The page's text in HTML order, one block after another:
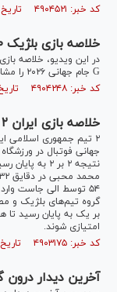
کد خبر: ۴۹۰۴۵۲۱ تاریخ انتشار : ۱۴۰۵/۰۴/۰۲
خلاصه بازی بلژیک ۰ - ایران ۰
در این ویدیو، خلاصه
G جام جهانی ۲۰۲۶ را مشاهده می‌کنید
کد خبر: ۴۹۰۴۲۴۸ تاریخ انتشار : ۱۴۰۵/۰۴/۰۱
خلاصه بازی ایران ۲ - نیوزلند ۲
جهانی فوتبال در
نتیجه ۲ بر ۲
۵۴ توسط الی جاست
گروه تیم‌های بلژیک و
بر یک به پایان رسید
امتیازی شوند.
کد خبر: ۴۹۰۳۱۷۵ تاریخ انتشار : ۱۴۰۵/۰۳/۲۶
آخرین دیدار